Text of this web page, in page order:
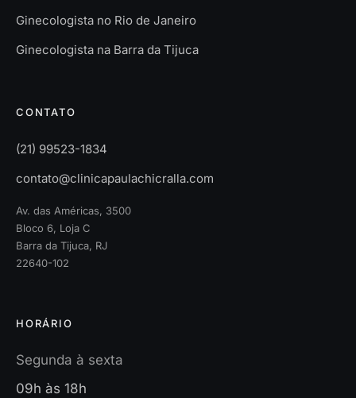
Ginecologista no Rio de Janeiro
Ginecologista na Barra da Tijuca
CONTATO
(21) 99523-1834
contato@clinicapaulachicralla.com
Av. das Américas, 3500
Bloco 6, Loja C
Barra da Tijuca, RJ
22640-102
HORÁRIO
Segunda à sexta
09h às 18h